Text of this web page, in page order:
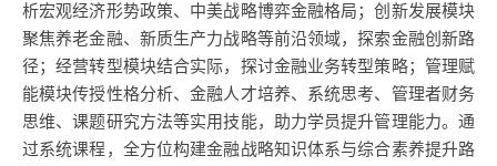
析宏观经济形势政策、中美战略博弈金融格局；创新发展模块
聚焦养老金融、新质生产力战略等前沿领域，探索金融创新路
径；经营转型模块结合实际，探讨金融业务转型策略；管理赋
能模块传授性格分析、金融人才培养、系统思考、管理者财务
思维、课题研究方法等实用技能，助力学员提升管理能力。通
过系统课程，全方位构建金融战略知识体系与综合素养提升路